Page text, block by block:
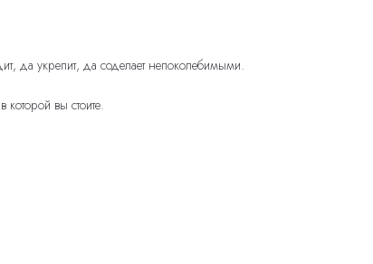
да укрепит, да соделает непоколебимыми.
вы стоите.